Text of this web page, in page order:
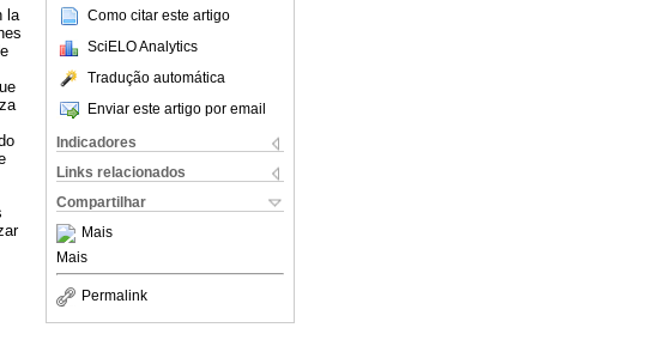
Como citar este artigo
SciELO Analytics
Tradução automática
Enviar este artigo por email
Indicadores
Links relacionados
Compartilhar
Mais
Mais
Permalink
la